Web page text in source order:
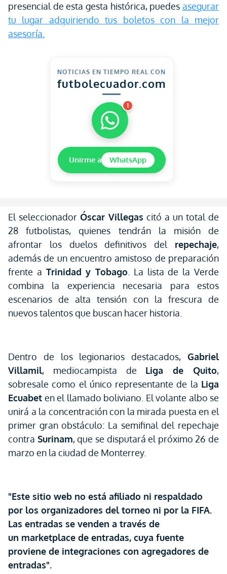
presencial de esta gesta histórica, puedes asegurar
tu lugar adquiriendo tus boletos con la mejor
asesoría.
NOTICIAS EN TIEMPO REAL CON
futbolecuador.com
1
Unirme a WhatsApp
El seleccionador Óscar Villegas citó a un total de
28 futbolistas, quienes tendrán la misión de
afrontar los duelos definitivos del repechaje,
además de un encuentro amistoso de preparación
frente a Trinidad y Tobago . La lista de la Verde
combina la experiencia necesaria para estos
escenarios de alta tensión con la frescura de
nuevos talentos que buscan hacer historia.
Dentro de los legionarios destacados, Gabriel
Villamil, mediocampista de Liga de Quito,
sobresale como el único representante de la Liga
Ecuabet en el llamado boliviano. El volante albo se
unirá a la concentración con la mirada puesta en el
primer gran obstáculo: La semifinal del repechaje
contra Surinam, que se disputará el próximo 26 de
marzo en la ciudad de Monterrey.
"Este sitio web no está afiliado ni respaldado
por los organizadores del torneo ni por la FIFA.
Las entradas se venden a través de
un marketplace de entradas, cuya fuente
proviene de integraciones con agregadores de
entradas".